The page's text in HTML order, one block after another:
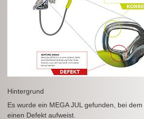
Hintergrund
Es wurde ein MEGA JUL gefunden, bei
einen Defekt aufweist.